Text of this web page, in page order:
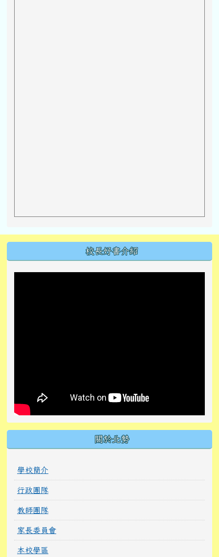
校長好書介紹
關於北勢
學校簡介
行政團隊
教師團隊
家長委員會
本校學區